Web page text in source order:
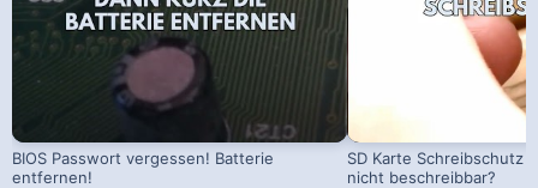
BIOS Passwort vergessen! Batterie
entfernen!
SD Karte Schreibschutz
nicht beschreibbar?